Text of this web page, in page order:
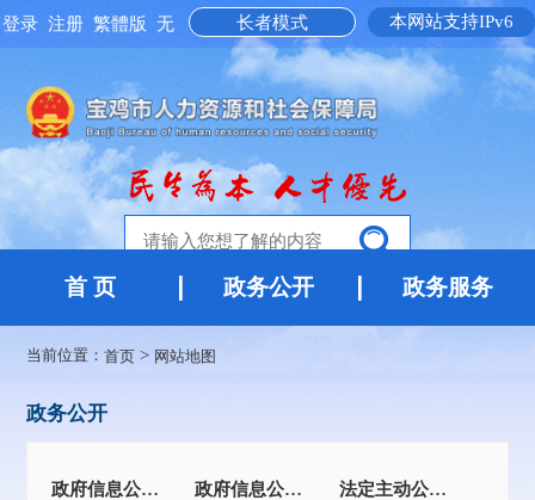
本网站支持IPv6
长者模式
登录 注册 繁體版 无
首 页 政务公开 政务服务
当前位置：首页 > 网站地图
政务公开
政府信息公开指南 政府信息公开制度 法定主动公开内容